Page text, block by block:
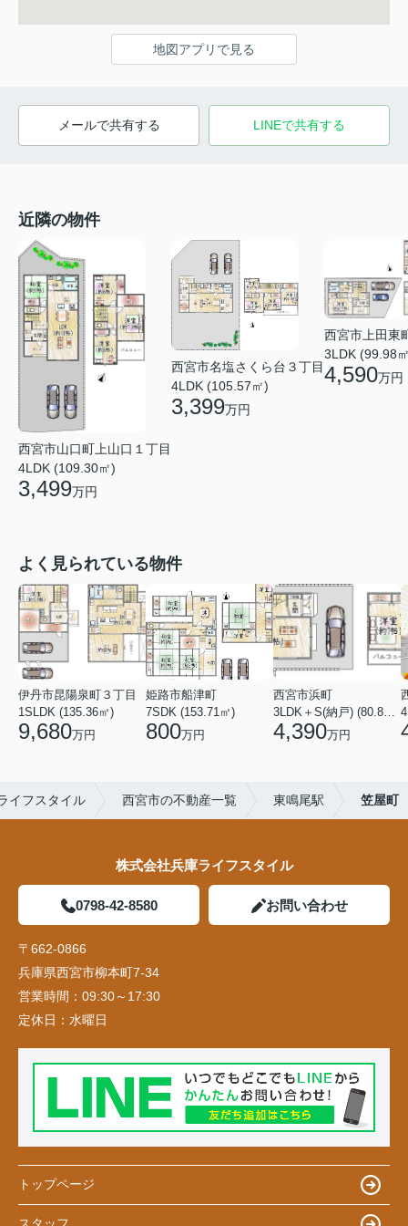
地図アプリで見る
メールで共有する LINEで共有する
近隣の物件
西宮市山口町上山口１丁目
4LDK (109.30㎡)
3,499万円
西宮市名塩さくら台３丁目
4LDK (105.57㎡)
3,399万円
西宮市上田東
3LDK (99.98
4,590万円
よく見られている物件
伊丹市昆陽泉町３丁目
1SLDK (135.36㎡)
9,680万円
姫路市船津町
7SDK (153.71㎡)
800万円
西宮市浜町
3LDK＋S(納戸) (80.84㎡)
4,390万円
イフスタイル 西宮市の不動産一覧 東鳴尾駅 笠屋町
株式会社兵庫ライフスタイル
0798-42-8580 お問い合わせ
〒662-0866
兵庫県西宮市柳本町7-34
営業時間： 09:30～17:30
定休日： 水曜日
トップページ